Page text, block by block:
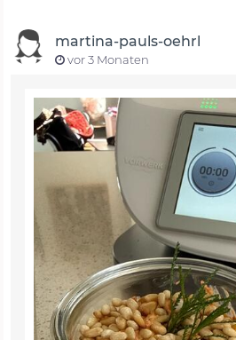
martina-pauls-oehrl
vor 3 Monaten